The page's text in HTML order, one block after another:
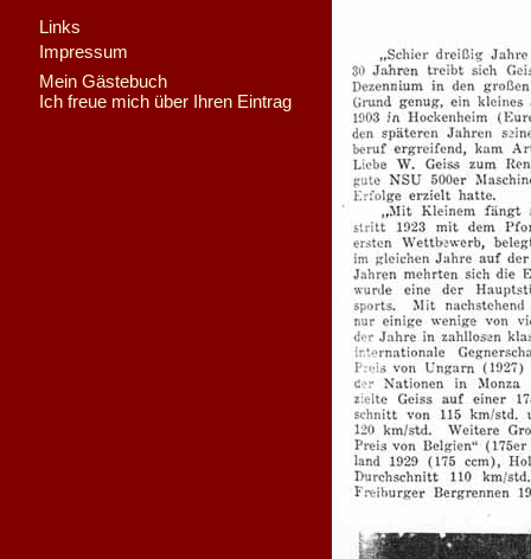
Links
Impressum
Mein Gästebuch
Ich freue mich über Ihren Eintrag